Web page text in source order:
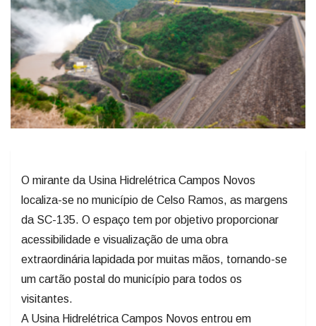
O mirante da Usina Hidrelétrica Campos Novos
localiza-se no município de Celso Ramos, as margens
da SC-135. O espaço tem por objetivo proporcionar
acessibilidade e visualização de uma obra
extraordinária lapidada por muitas mãos, tornando-se
um cartão postal do município para todos os
visitantes.
A Usina Hidrelétrica Campos Novos entrou em